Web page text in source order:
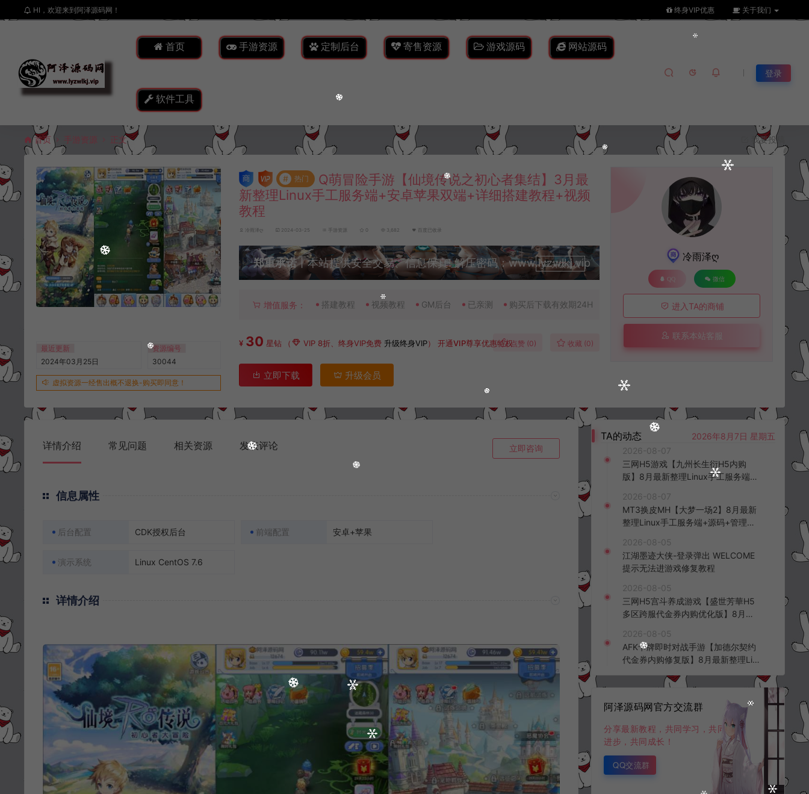
HI，欢迎来到阿泽源码网！ 终身VIP优惠 关于我们
首页 手游资源 定制后台 寄售资源 游戏源码 网站源码
软件工具
登录
首页 手游资源 正文 我要投稿
最近更新
2024年03月25日
资源编号
30044
虚拟资源一经售出概不退换-购买即同意！
# 热门
Q萌冒险手游【仙境传说之初心者集结】3月最
新整理Linux手工服务端+安卓苹果双端+详细搭建教程+视频
教程
冷雨泽ღ 2024-03-25 手游资源 0 3,682 百度已收录
郑重承诺丨本站提供安全交易、信息保真! 解压密码：www.lyzwlkj.vip
升级会员
增值服务： 搭建教程 视频教程 GM后台 已亲测 购买后下载有效期24H
¥ 30 星钻 （ VIP 8折、终身VIP免费 升级终身VIP）开通VIP尊享优惠特权点赞 (0) 收藏 (0)
立即下载 升级会员
冷雨泽ღ
QQ 微信
进入TA的商铺
联系本站客服
详情介绍 常见问题 相关资源 发表评论 立即咨询
信息属性
后台配置 CDK授权后台 前端配置 安卓+苹果
演示系统 Linux CentOS 7.6
详情介绍
TA的动态
2026年8月7日 星期五
2026-08-07
三网H5游戏【九州长生衍H5内购
版】8月最新整理Linux手工服务端
客户端+详细搭建教程+视频教程
2026-08-07
MT3换皮MH【大梦一场2】8月最新
整理Linux手工服务端+源码+管理后
频教程
2026-08-05
江湖墨迹大侠-登录弹出 WELCOME
提示无法进游戏修复教程
2026-08-05
三网H5宫斗养成游戏【盛世芳華H5
多区跨服代金券内购优化版】8月最
台+全资源安卓+详细搭建教程+视频
教程
2026-08-05
AFK卡牌即时对战手游【加德尔契约
代金券内购修复版】8月最新整理Lin
K授权后台+安卓苹果双端+详细搭建
阿泽源码网官方交流群
分享最新教程，共同学习，共同
进步，共同成长！
QQ交流群